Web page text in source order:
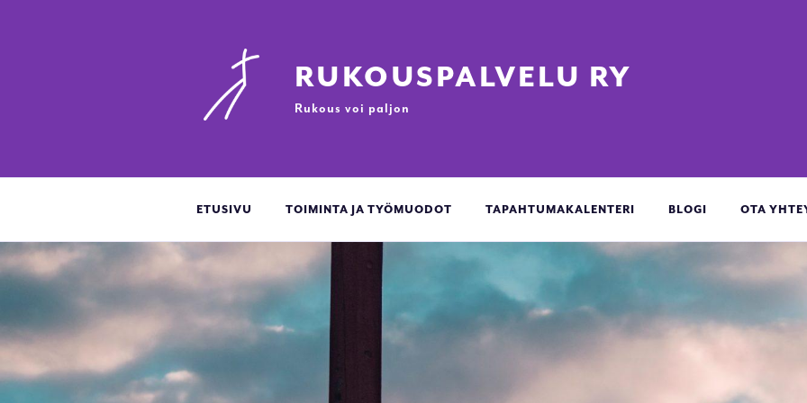
RUKOUSPALVELU RY
Rukous voi paljon
ETUSIVU TOIMINTA JA TYÖMUODOT TAPAHTUMAKALENTERI BLOGI OTA